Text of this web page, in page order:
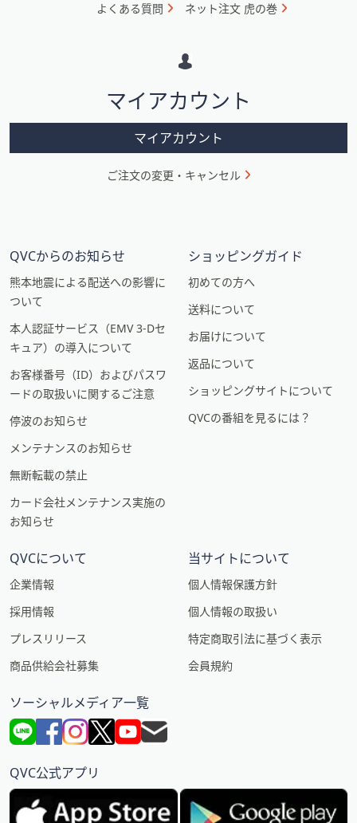
ン
よくある質問 ネット注文 虎の巻
マイアカウント
マイアカウント
ご注文の変更・キャンセル
QVCからのお知らせ
熊本地震による配送への影響に
ついて
本人認証サービス（EMV 3-Dセ
キュア）の導入について
お客様番号（ID）およびパスワ
ードの取扱いに関するご注意
停波のお知らせ
メンテナンスのお知らせ
無断転載の禁止
カード会社メンテナンス実施の
お知らせ
ショッピングガイド
初めての方へ
送料について
お届けについて
返品について
ショッピングサイトについて
QVCの番組を見るには？
QVCについて
企業情報
採用情報
プレスリリース
商品供給会社募集
当サイトについて
個人情報保護方針
個人情報の取扱い
特定商取引法に基づく表示
会員規約
ソーシャルメディア一覧
QVC公式アプリ